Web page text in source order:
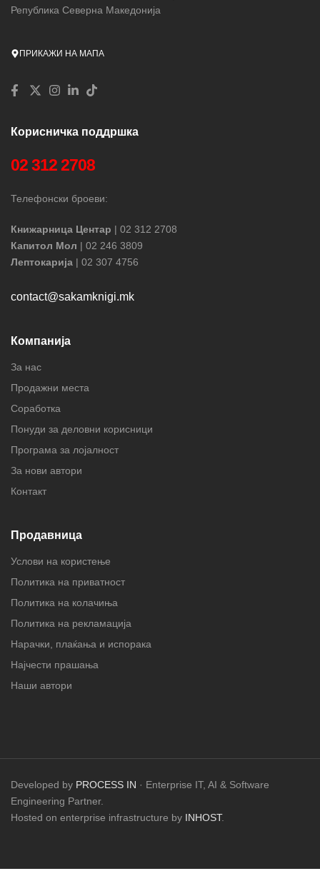
Република Северна Македонија
ПРИКАЖИ НА МАПА
Корисничка поддршка
02 312 2708
Телефонски броеви:
Книжарница Центар | 02 312 2708
Капитол Мол | 02 246 3809
Лептокарија | 02 307 4756
contact@sakamknigi.mk
Компанија
За нас
Продажни места
Соработка
Понуди за деловни корисници
Програма за лојалност
За нови автори
Контакт
Продавница
Услови на користење
Политика на приватност
Политика на колачиња
Политика на рекламација
Нарачки, плаќања и испорака
Најчести прашања
Наши автори
Developed by PROCESS IN · Enterprise IT, AI & Software
Engineering Partner.
Hosted on enterprise infrastructure by INHOST.